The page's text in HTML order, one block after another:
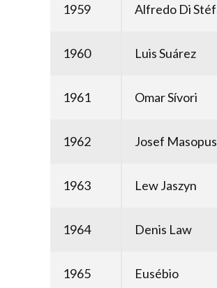
1959 Alfredo Di
1960 Luis Suárez
1961 Omar Sívori
1962 Josef
1963 Lew Jaszyn
1964 Denis Law
1965 Eusébio